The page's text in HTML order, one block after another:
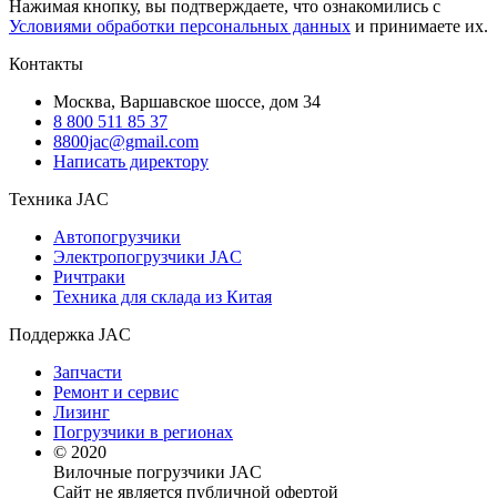
Нажимая кнопку, вы подтверждаете, что ознакомились с
Условиями обработки персональных данных и принимаете их.
Контакты
Москва, Варшавское шоссе, дом 34
8 800 511 85 37
8800jac@gmail.com
Написать директору
Техника JAC
Автопогрузчики
Электропогрузчики JAC
Ричтраки
Техника для склада из Китая
Поддержка JAC
Запчасти
Ремонт и сервис
Лизинг
Погрузчики в регионах
© 2020
Вилочные погрузчики JAC
Сайт не является публичной офертой